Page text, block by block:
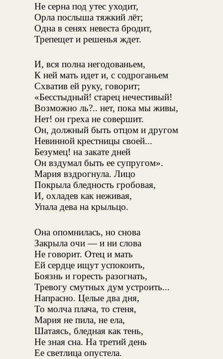
Не серна под утес уходит,
Орла послыша тяжкий лёт;
Одна в сенях невеста бродит,
Трепещет и решенья ждет.
И, вся полна негодованьем,
К ней мать идет и, с содроганьем
Схватив ей руку, говорит;
«Бесстыдный! старец нечестивый!
Возможно ль?.. нет, пока мы живы,
Нет! он греха не совершит.
Он, должный быть отцом и другом
Невинной крестницы своей...
Безумец! на закате дней
Он вздумал быть ее супругом».
Мария вздрогнула. Лицо
Покрыла бледность гробовая,
И, охладев как неживая,
Упала дева на крыльцо.
Она опомнилась, но снова
Закрыла очи — и ни слова
Не говорит. Отец и мать
Ей сердце ищут успокоить,
Боязнь и горесть разогнать,
Тревогу смутных дум устроить...
Напрасно. Целые два дня,
То молча плача, то стеня,
Мария не пила, не ела,
Шатаясь, бледная как тень,
Не зная сна. На третий день
Ее светлица опустела.